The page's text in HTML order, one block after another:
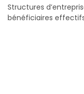
Structures
bénéficiaires